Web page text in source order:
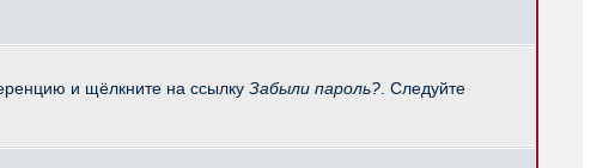
и щёлкните на ссылку Забыли пароль? . Следуйте